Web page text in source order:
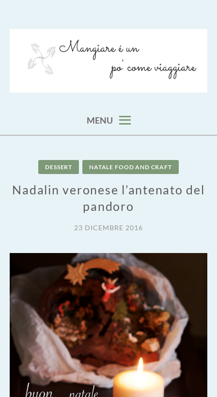
MENU
DESSERT NATALE FOOD AND CRAFT
Nadalin veronese l’antenato del
pandoro
23 DICEMBRE 2016